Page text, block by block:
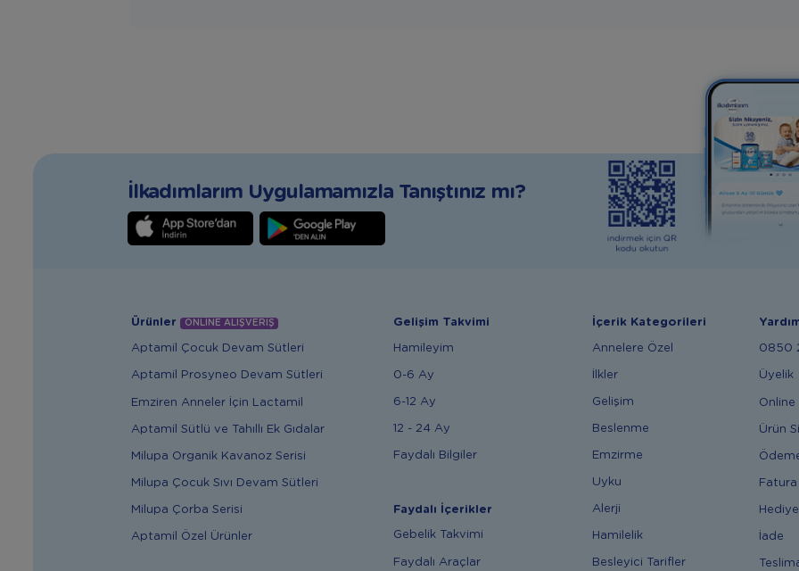
İlkadımlarım Uygulamamızla Tanıştınız mı?
Ürünler ONLİNE ALIŞVERİŞ
Aptamil Çocuk Devam Sütleri
Aptamil Prosyneo Devam Sütleri
Emziren Anneler İçin Lactamil
Aptamil Sütlü ve Tahıllı Ek Gıdalar
Milupa Organik Kavanoz Serisi
Milupa Çocuk Sıvı Devam Sütleri
Milupa Çorba Serisi
Aptamil Özel Ürünler
Gelişim Takvimi
Hamileyim
0-6 Ay
6-12 Ay
12 - 24 Ay
Faydalı Bilgiler
Faydalı İçerikler
Gebelik Takvimi
Faydalı Araçlar
İçerik Kategorileri
Annelere Özel
İlkler
Gelişim
Beslenme
Emzirme
Uyku
Alerji
Hamilelik
Besleyici Tarifler
0850
Üyelik
Online
Ürün
Fatura
İade